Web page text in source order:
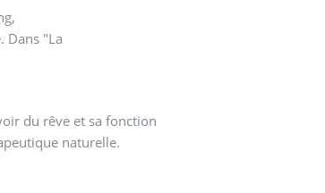
Dans "La
naturelle.